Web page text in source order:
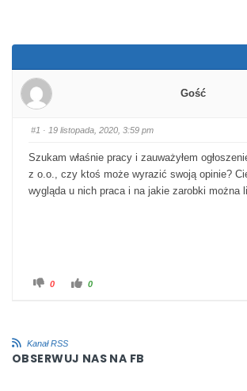
Gość
#1 · 19 listopada, 2020, 3:59 pm
Szukam właśnie pracy i zauważyłem
z o.o., czy ktoś może wyrazić swoją opinie?
wygląda u nich praca i na jakie zarobki można
Kliknij dla kciuka w dół.
0 Kliknij dla kciuka w górę.
0
Kanał RSS
OBSERWUJ NAS NA FB